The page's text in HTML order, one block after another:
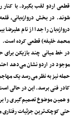
قطعی اردو لقب بگیرد. با
شوند. در بخش دروازه‌بانی،
دروازه‌بان را جدا از نام
محمد خلیفه) قطعی کرده است.
در خط میانی چند بازیکن برای
موجود در اردو نشان می‌دهد
حمله نیز به نظر می‌رسد یک
کادر فنی برسد. این در حالی
و همین موضوع تصمیم‌گیری را
حتی کوچک‌ترین جزئیات رفتاری